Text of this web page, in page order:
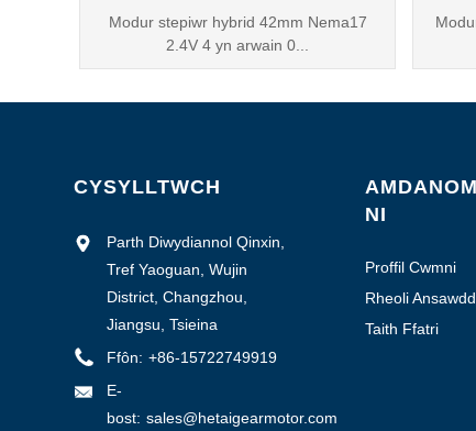
Modur stepiwr hybrid 42mm Nema17
2.4V 4 yn arwain 0...
CYSYLLTWCH
Parth Diwydiannol Qinxin,
Tref Yaoguan, Wujin
District, Changzhou,
Jiangsu, Tsieina
Ffôn: +86-15722749919
E-
bost: sales@hetaigearmotor.com
AMDANOM
NI
Proffil Cwmni
Rheoli Ansawdd
Taith Ffatri